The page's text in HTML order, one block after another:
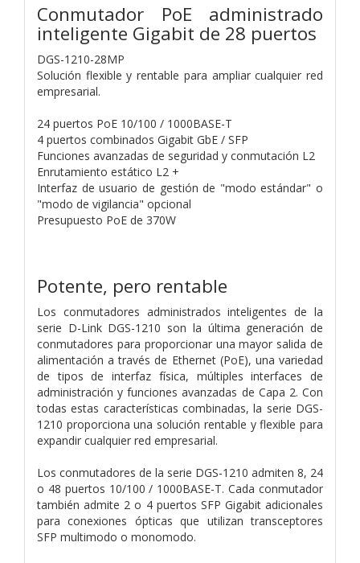
Conmutador PoE administrado
inteligente Gigabit de 28 puertos
DGS-1210-28MP
Solución flexible y rentable para ampliar cualquier red
empresarial.
24 puertos PoE 10/100 / 1000BASE-T
4 puertos combinados Gigabit GbE / SFP
Funciones avanzadas de seguridad y conmutación L2
Enrutamiento estático L2 +
Interfaz de usuario de gestión de "modo estándar" o
"modo de vigilancia" opcional
Presupuesto PoE de 370W
Potente, pero rentable
Los conmutadores administrados inteligentes de la
serie D-Link DGS-1210 son la última generación de
conmutadores para proporcionar una mayor salida de
alimentación a través de Ethernet (PoE), una variedad
de tipos de interfaz física, múltiples interfaces de
administración y funciones avanzadas de Capa 2. Con
todas estas características combinadas, la serie DGS-
1210 proporciona una solución rentable y flexible para
expandir cualquier red empresarial.
Los conmutadores de la serie DGS-1210 admiten 8, 24
o 48 puertos 10/100 / 1000BASE-T. Cada conmutador
también admite 2 o 4 puertos SFP Gigabit adicionales
para conexiones ópticas que utilizan transceptores
SFP multimodo o monomodo.